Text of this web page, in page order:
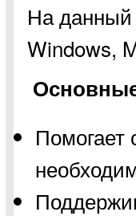
На данный
Windows,
Помогает